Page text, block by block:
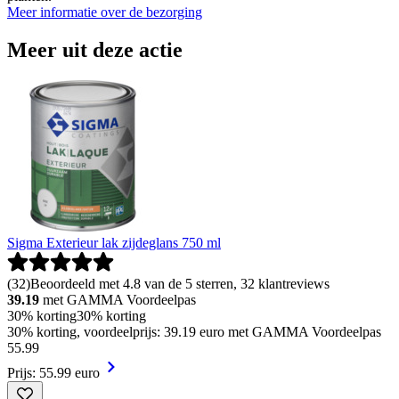
Meer informatie over de bezorging
Meer uit deze actie
Sigma Exterieur lak zijdeglans 750 ml
(32)Beoordeeld met 4.8 van de 5 sterren, 32 klantreviews
39.19 met GAMMA Voordeelpas
30% korting30% korting
30% korting, voordeelprijs: 39.19 euro met GAMMA Voordeelpas
55.99
Prijs: 55.99 euro